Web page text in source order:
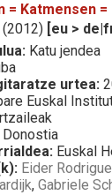
= Katmensen =
(2012) [eu >
Katu jendea
urtea:
Euskal
Donostia
Euskal
Eider
,Gabriele